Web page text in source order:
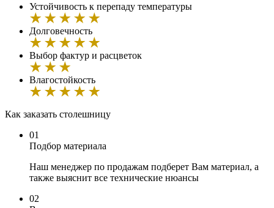
Устойчивость к перепаду температуры
Долговечность
Выбор фактур и расцветок
Влагостойкость
Как заказать cтолешницу
01
Подбор материала
Наш менеджер по продажам подберет Вам материал, а
также выяснит все технические нюансы
02